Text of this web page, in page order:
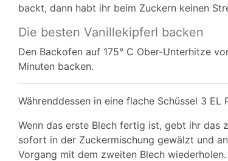
backt, dann habt ihr beim Zuckern keinen
Die besten Vanillekipferl backen
Den Backofen auf 175° C Ober-Unterhitze
Minuten backen.
Währenddessen in eine flache Schüssel 3
Wenn das erste Blech fertig ist, gebt ihr das
sofort in der Zuckermischung gewälzt und
Vorgang mit dem zweiten Blech wiederholen.